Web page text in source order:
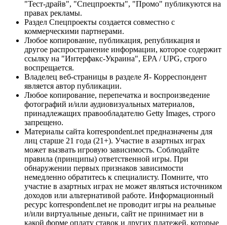
"Тест-драйв", "Спецпроекты", "Промо" публикуются на
правах рекламы.
Раздел Спецпроекты создается совместно с
коммерческими партнерами.
Любое копирование, публикация, републикация и
другое распространение информации, которое содержит
ссылку на "Интерфакс-Украина", EPA / UPG, строго
воспрещается.
Владелец веб-страницы в разделе Я- Корреспондент
является автор публикации.
Любое копирование, перепечатка и воспроизведение
фотографий и/или аудиовизуальных материалов,
принадлежащих правообладателю Getty Images, строго
запрещено.
Материалы сайта korrespondent.net предназначены для
лиц старше 21 года (21+). Участие в азартных играх
может вызвать игровую зависимость. Соблюдайте
правила (принципы) ответственной игры. При
обнаружении первых признаков зависимости
немедленно обратитесь к специалисту. Помните, что
участие в азартных играх не может являться источником
доходов или альтернативой работе. Информационный
ресурс korrespondent.net не проводит игры на реальные
и/или виртуальные деньги, сайт не принимает ни в
какой форме оплату ставок и других платежей, которые